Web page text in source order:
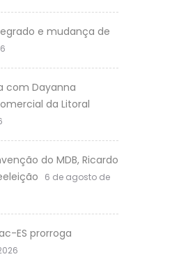
e mudança de
com Dayanna
da Litoral
do MDB, Ricardo
6 de agosto de
ES prorroga